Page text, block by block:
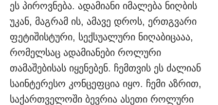
ეს პიროვნება. ადამიანი იმალება ნიღბის
უკან, მაგრამ ის, ამავე დროს, ერთგვარი
ფეტიშისტური, სექსუალური ნიღაბიცააა,
რომელსაც ადამიანები როლური
თამაშებისას იყენებენ. ჩემთვის ეს ძალიან
საინტერესო კონცეფცია იყო. ჩემი აზრით,
საქართველოში ბევრია ასეთი როლური